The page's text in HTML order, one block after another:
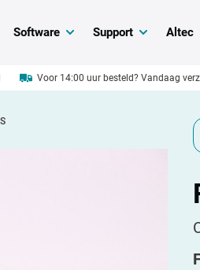
Software Support Altec
Voor 14:00 uur besteld? Vandaag